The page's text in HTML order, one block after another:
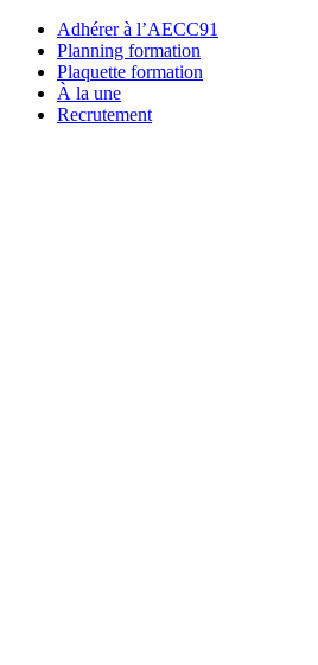
Adhérer à l’AECC91
Planning formation
Plaquette formation
À la une
Recrutement